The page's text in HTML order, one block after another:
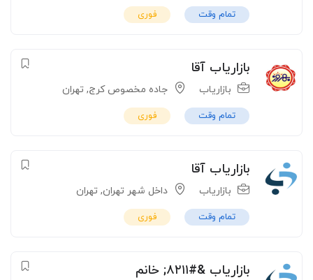
تمام وقت فوری
بازاریاب آقا
بازاریاب جاده مخصوص کرج, تهران
تمام وقت فوری
بازاریاب آقا
بازاریاب داخل شهر تهران, تهران
تمام وقت فوری
بازاریاب &#۸۲۱۱; خانم